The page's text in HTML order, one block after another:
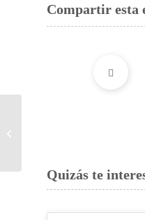
Compartir esta
Quizás te
beneficiar...